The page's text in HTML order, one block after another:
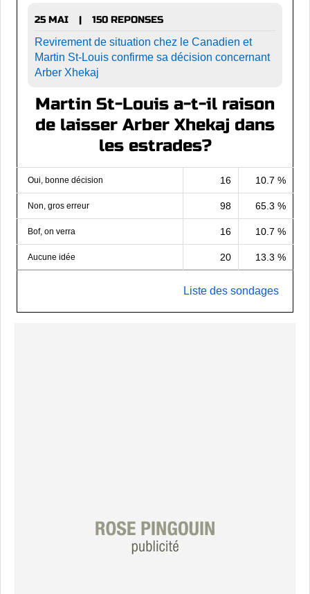
25 MAI |
150 REPONSES
Revirement de situation chez le Canadien et
Martin St-Louis confirme sa décision concernant
Arber Xhekaj
Martin St-Louis a-t-il raison
de laisser Arber Xhekaj dans
les estrades?
Oui, bonne décision 16 10.7 %
Non, gros erreur 98 65.3 %
Bof, on verra 16 10.7 %
Aucune idée 20 13.3 %
Liste des sondages